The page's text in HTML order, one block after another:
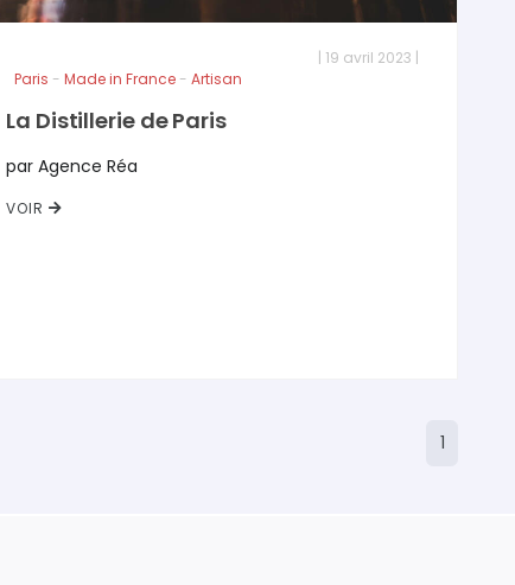
| 19 avril 2023 |
Paris -Made in France -Artisan
La Distillerie de Paris
par Agence Réa
VOIR
1